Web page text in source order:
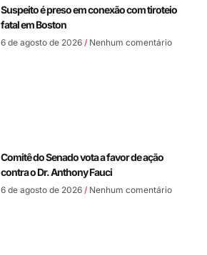
Suspeito é preso em conexão com tiroteio
fatal em Boston
6 de agosto de 2026 Nenhum comentário
Comitê do Senado vota a favor de ação
contra o Dr. Anthony Fauci
6 de agosto de 2026 Nenhum comentário